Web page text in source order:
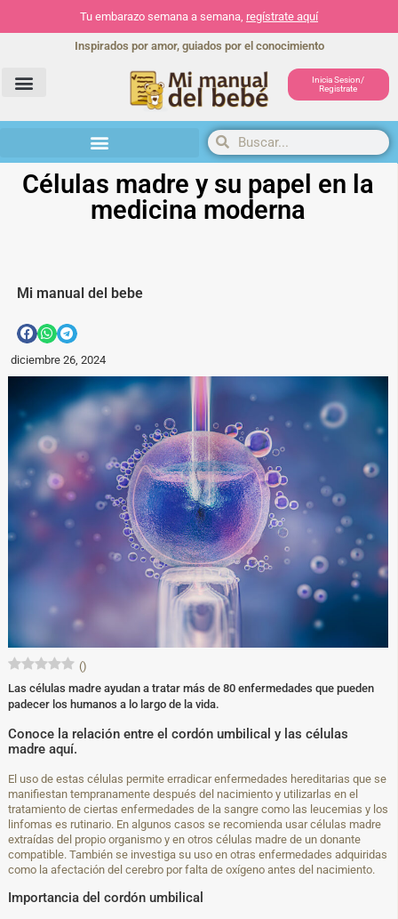
Tu embarazo semana a semana, regístrate aquí
Inspirados por amor, guiados por el conocimiento
Inicia Sesion/
Registrate
Células madre y su papel en la
medicina moderna
Mi manual del bebe
diciembre 26, 2024
()
Las células madre ayudan a tratar más de 80 enfermedades que pueden
padecer los humanos a lo largo de la vida.
Conoce la relación entre el cordón umbilical y las células
madre aquí.
El uso de estas células permite erradicar enfermedades hereditarias que se
manifiestan tempranamente después del nacimiento y utilizarlas en el
tratamiento de ciertas enfermedades de la sangre como las leucemias y los
linfomas es rutinario. En algunos casos se recomienda usar células madre
extraídas del propio organismo y en otros células madre de un donante
compatible. También se investiga su uso en otras enfermedades adquiridas
como la afectación del cerebro por falta de oxígeno antes del nacimiento.
Importancia del cordón umbilical